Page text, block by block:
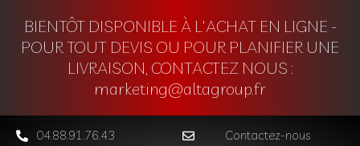
BIENTÔT DISPONIBLE À L'ACHAT EN LIGNE -
POUR TOUT DEVIS OU POUR PLANIFIER UNE
LIVRAISON, CONTACTEZ NOUS :
marketing@altagroup.fr
04.88.91.76.43 Contactez-nous